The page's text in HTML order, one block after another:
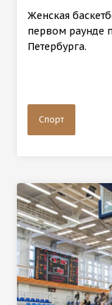
Женская
первом раунде
Петербурга.
Спорт